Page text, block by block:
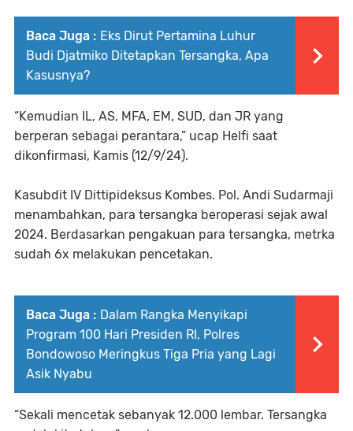
Baca Juga : Eks Dirut Pertamina Luhur
Budi Djatmiko Ditetapkan Tersangka, Apa
Kasusnya?
“Kemudian IL, AS, MFA, EM, SUD, dan JR yang
berperan sebagai perantara,” ucap Helfi saat
dikonfirmasi, Kamis (12/9/24).
Kasubdit IV Dittipideksus Kombes. Pol. Andi Sudarmaji
menambahkan, para tersangka beroperasi sejak awal
2024. Berdasarkan pengakuan para tersangka, metrka
sudah 6x melakukan pencetakan.
Baca Juga : Dalam Rangka Menyikapi
Program 100 Hari Presiden RI, Polres
Bondowoso Meringkus Tiga Pria yang Lagi
Asik Nyabu
“Sekali mencetak sebanyak 12.000 lembar. Tersangka